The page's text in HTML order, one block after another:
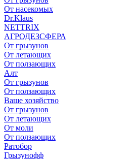
От насекомых
Dr.Klaus
NETTRIX
АГРОДЕЗСФЕРА
От грызунов
От летающих
От ползающих
Алт
От грызунов
От ползающих
Ваше хозяйство
От грызунов
От летающих
От моли
От ползающих
Ратобор
Грызунофф